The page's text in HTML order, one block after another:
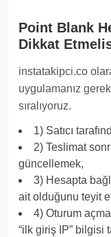
Point Blank
Dikkat
instatakipci.co
uygulamanız
sıralıyoruz.
1) Satıcı
2) Teslimat
güncellemek,
3) Hesapta
ait olduğunu teyit
4) Oturum
“ilk giriş IP” bilgisi